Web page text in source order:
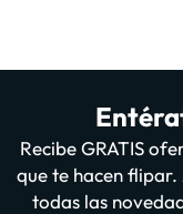
Recibe GRATIS
que te hacen
todas las